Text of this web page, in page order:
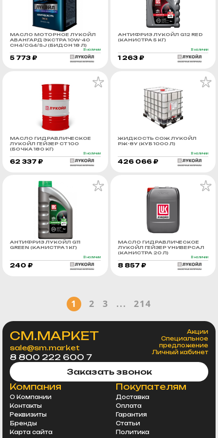
МАСЛО МОТОРНОЕ ЛУКОЙЛ
АВАНГАРД ЭКСТРА 10W-40
CH4/CG4/SJ (БИДОН 18 Л)
В наличии
5 773 ₽
АНТИФРИЗ ЛУКОЙЛ G12 RED
(КАНИСТРА 5 КГ)
В наличии
1 263 ₽
МАСЛО ГИДРАВЛИЧЕСКОЕ
ЛУКОЙЛ ГЕЙЗЕР СТ 100
(БОЧКА 180 КГ)
В наличии
62 337 ₽
ЖИДКОСТЬ СОЖ ЛУКОЙЛ
РЖ-8У (КУБ 1000 Л)
В наличии
426 066 ₽
АНТИФРИЗ ЛУКОЙЛ G11
GREEN (КАНИСТРА 1 КГ)
В наличии
240 ₽
МАСЛО ГИДРАВЛИЧЕСКОЕ
ЛУКОЙЛ ГЕЙЗЕР УНИВЕРСАЛ
(КАНИСТРА 20 Л)
В наличии
8 857 ₽
1 2 3 ... 214
СМ.МАРКЕТ
sale@sm.market
8 800 222 600 7
Акции
Специальное
предложение
Личный кабинет
Заказать звонок
Компания
О Компании
Контакты
Реквизиты
Бренды
Карта сайта
Покупателям
Доставка
Оплата
Гарантия
Статьи
Политика